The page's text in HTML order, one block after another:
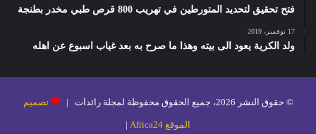
فتح تحقيق لتحديد المتورطين في تهريب 800 قرص طبي مخدر بطنجة
17 نوفمبر، 2019
ولد الكرية يعود الى بيته وهذا ما صرح به بعد غياب اسبوع عن اهله
© حقوق النشر 2026، جميع الحقوق محفوظة لمجلة رائدات | تصميم
الموقع Africa24 |